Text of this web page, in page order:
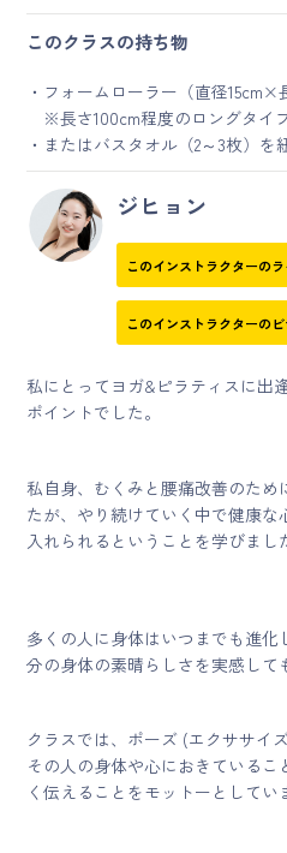
このクラスの持ち物
・フォームローラー（直径15cm×
※長さ100cm程度のロングタイ
・またはバスタオル（2～3枚）
ジヒョン
このインストラクターの
このインストラクターの
私にとってヨガ&ピラティスに出
ポイントでした。
私自身、むくみと腰痛改善のた
たが、やり続けていく中で健康な
入れられるということを学びまし
多くの人に身体はいつまでも進化
分の身体の素晴らしさを実感して
クラスでは、ポーズ (エクササイ
その人の身体や心におきている
く伝えることをモットーとしてい